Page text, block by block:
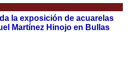
la exposición de acuarelas
Martínez Hinojo en Bullas